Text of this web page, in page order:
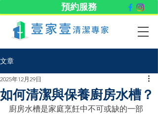
預約服務
文章
如何清潔與保養廚房水槽？
2025年12月29日
廚房水槽是家庭烹飪中不可或缺的一部